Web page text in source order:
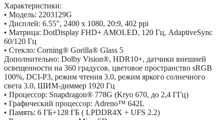
Характеристики:
• Модель: 2203129G
• Дисплей: 6.55", 2400 x 1080, 20:9, 402 ppi
• Матрица: DotDisplay FHD+ AMOLED, 120 Гц, AdaptiveSync
60/120 Гц
• Стекло: Corning® Gorilla® Glass 5
Дополнительно: Dolby Vision®, HDR10+, датчики внешней
освещенности на 360 градусов, цветовое пространство sRGB
100%, DCI-P3, режим чтения 3.0, режим яркого солнечного
света 3.0, ШИМ-диммер 1920 Гц
• Процессор: Snapdragon® 778G (Kryo 670, до 2,4 ГГц)
• Графический процессор: Adreno™ 642L
• Память: 6 ГБ+128 ГБ ( LPDDR4X + UFS 2.2)